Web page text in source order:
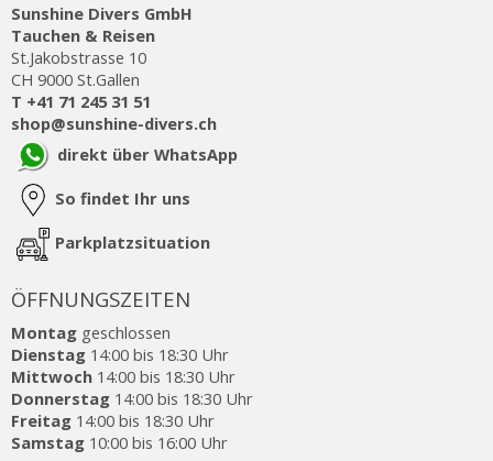
Sunshine Divers GmbH
Tauchen & Reisen
St.Jakobstrasse 10
CH 9000 St.Gallen
T +41 71 245 31 51
shop@sunshine-divers.ch
direkt über WhatsApp
So findet Ihr uns
Parkplatzsituation
ÖFFNUNGSZEITEN
Montag geschlossen
Dienstag 14:00 bis 18:30 Uhr
Mittwoch 14:00 bis 18:30 Uhr
Donnerstag 14:00 bis 18:30 Uhr
Freitag 14:00 bis 18:30 Uhr
Samstag 10:00 bis 16:00 Uhr